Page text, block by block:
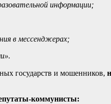
информации;
в мессенджерах;
государств и мошенников,
коммунисты: